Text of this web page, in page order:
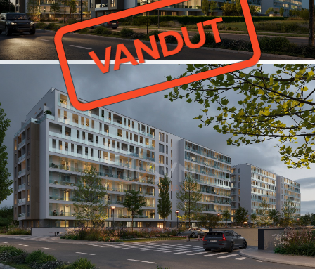
VANDUT